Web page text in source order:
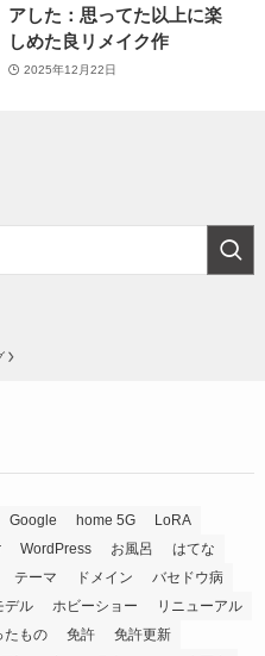
アした：思ってた以上に楽
しめた良リメイク作
2025年12月22日
Google home 5G
LoRA
WordPress お風呂
はてな
テーマ ドメイン
バセドウ病
デル ホビーショー
リニューアル
たもの 免許
免許更新